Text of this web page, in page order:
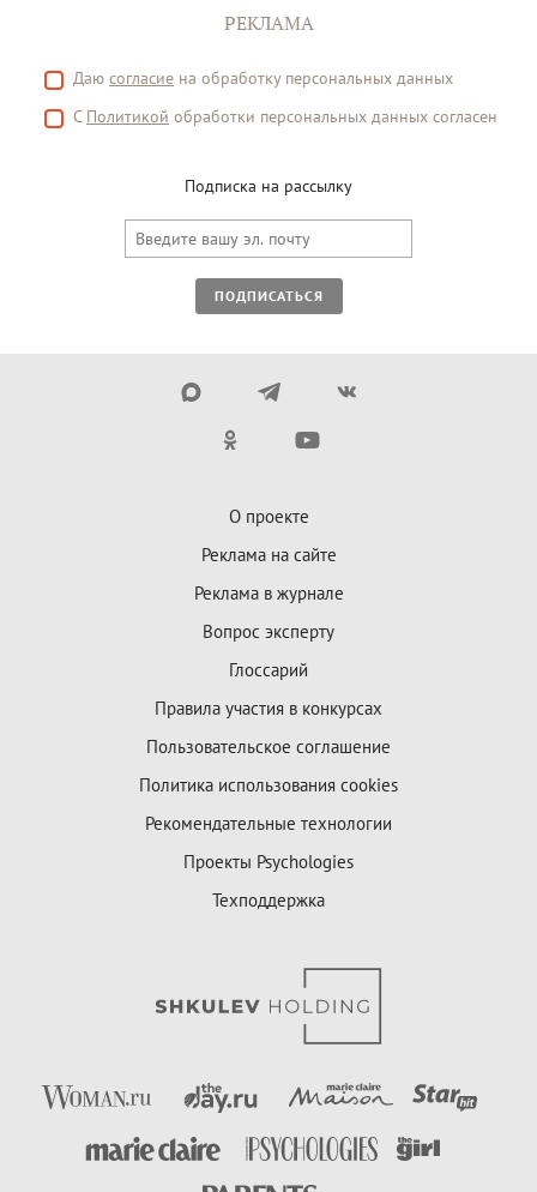
РЕКЛАМА
Даю согласие на обработку персональных данных
С Политикой обработки персональных данных согласен
Подписка на рассылку
ПОДПИСАТЬСЯ
О проекте
Реклама на сайте
Реклама в журнале
Вопрос эксперту
Глоссарий
Правила участия в конкурсах
Пользовательское соглашение
Политика использования cookies
Рекомендательные технологии
Проекты Psychologies
Техподдержка